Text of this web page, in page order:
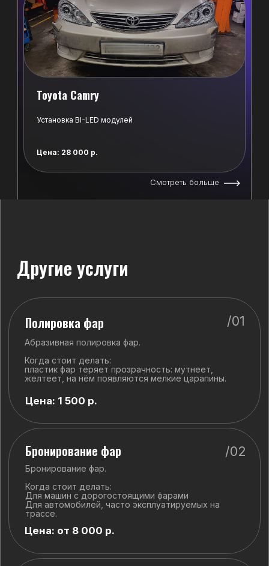
Toyota Camry
Установка BI-LED модулей
Цена: 28 000 р.
Смотреть больше
Х-ТАЧ
социальных сетей Facebook и Instagram запрещена на